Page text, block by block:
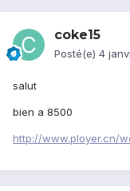
coke15
Posté(e) 4
salut
bien a 8500
http://www.ployer.cn/